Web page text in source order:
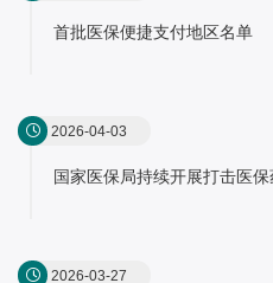
首批医保便捷支付地区名单
2026-04-03
国家医保局持续开展打击医保
2026-03-27